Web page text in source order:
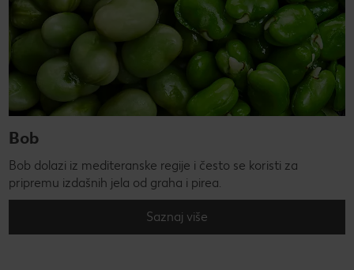
Bob
Bob dolazi iz mediteranske regije i često se koristi za
pripremu izdašnih jela od graha i pirea.
Saznaj više